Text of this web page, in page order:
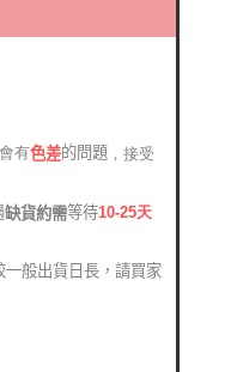
有色差的問題 ，接受
缺貨約需等待10-25天
般出貨日長，請買家